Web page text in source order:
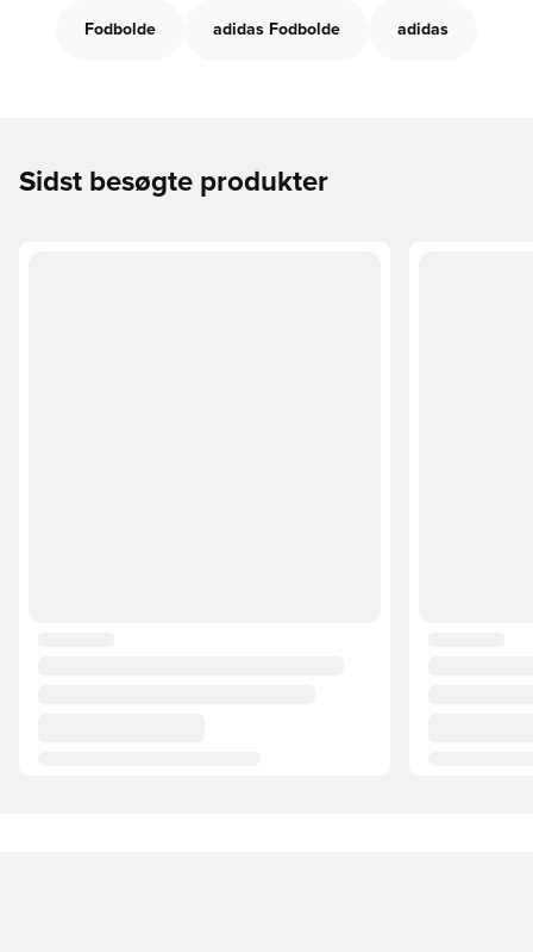
Fodbolde adidas Fodbolde adidas
Sidst besøgte produkter